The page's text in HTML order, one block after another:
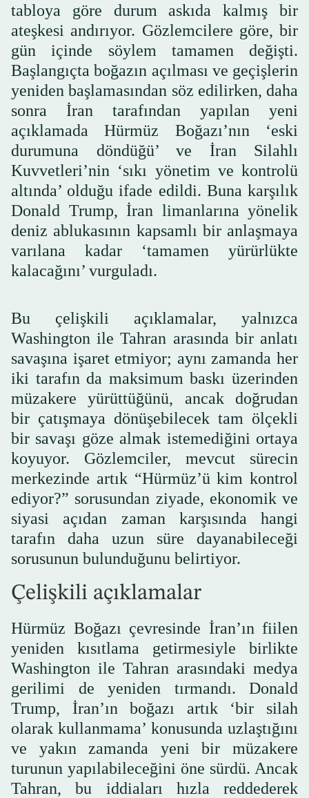
tabloya göre durum askıda kalmış bir
ateşkesi andırıyor. Gözlemcilere göre, bir
gün içinde söylem tamamen değişti.
Başlangıçta boğazın açılması ve geçişlerin
yeniden başlamasından söz edilirken, daha
sonra İran tarafından yapılan yeni
açıklamada Hürmüz Boğazı’nın ‘eski
durumuna döndüğü’ ve İran Silahlı
Kuvvetleri’nin ‘sıkı yönetim ve kontrolü
altında’ olduğu ifade edildi. Buna karşılık
Donald Trump, İran limanlarına yönelik
deniz ablukasının kapsamlı bir anlaşmaya
varılana kadar ‘tamamen yürürlükte
kalacağını’ vurguladı.
Bu çelişkili açıklamalar, yalnızca
Washington ile Tahran arasında bir anlatı
savaşına işaret etmiyor; aynı zamanda her
iki tarafın da maksimum baskı üzerinden
müzakere yürüttüğünü, ancak doğrudan
bir çatışmaya dönüşebilecek tam ölçekli
bir savaşı göze almak istemediğini ortaya
koyuyor. Gözlemciler, mevcut sürecin
merkezinde artık “Hürmüz’ü kim kontrol
ediyor?” sorusundan ziyade, ekonomik ve
siyasi açıdan zaman karşısında hangi
tarafın daha uzun süre dayanabileceği
sorusunun bulunduğunu belirtiyor.
Çelişkili açıklamalar
Hürmüz Boğazı çevresinde İran’ın fiilen
yeniden kısıtlama getirmesiyle birlikte
Washington ile Tahran arasındaki medya
gerilimi de yeniden tırmandı. Donald
Trump, İran’ın boğazı artık ‘bir silah
olarak kullanmama’ konusunda uzlaştığını
ve yakın zamanda yeni bir müzakere
turunun yapılabileceğini öne sürdü. Ancak
Tahran, bu iddiaları hızla reddederek